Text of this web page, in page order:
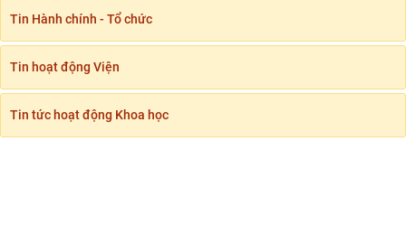
Tin Hành chính - Tổ chức
Tin hoạt động Viện
Tin tức hoạt động Khoa học
Hội thảo khoa học quốc tế: “Nền kinh tế độc